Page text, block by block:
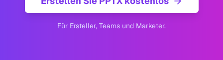
Für Ersteller, Teams und Marketer.